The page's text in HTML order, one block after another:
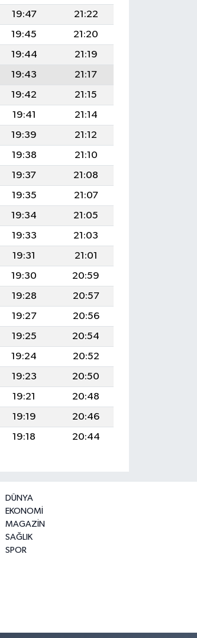
19:47
21:22
19:45
21:20
19:44
21:19
19:43
21:17
19:42
21:15
19:41
21:14
19:39
21:12
19:38
21:10
19:37
21:08
19:35
21:07
19:34
21:05
19:33
21:03
19:31
21:01
19:30
20:59
19:28
20:57
19:27
20:56
19:25
20:54
19:24
20:52
19:23
20:50
19:21
20:48
19:19
20:46
19:18 20:44
DÜNYA
EKONOMİ
MAGAZİN
SAĞLIK
SPOR